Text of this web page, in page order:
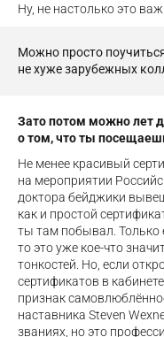
Ну, не настолько это
Можно просто
не хуже зарубежных
Зато потом можно лет
о том, что ты
Не менее красивый
на мероприятии
доктора бейджики
как и простой
ты там побывал. Только
то это уже кое-что
тонкостей. Но, если
сертификатов в
признак
наставника Steven
званиях, но это